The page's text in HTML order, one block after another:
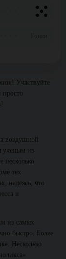
Участвуйте
просто
воздушной
ученым из
несколько
тех
надеясь, что
и
из самых
быстро. Более
Несколько